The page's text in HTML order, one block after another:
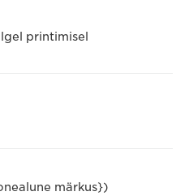
printimisel
märkus})